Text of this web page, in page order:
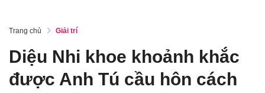
Trang chủ Giải trí
Diệu Nhi khoe khoảnh khắc
được Anh Tú cầu hôn cách